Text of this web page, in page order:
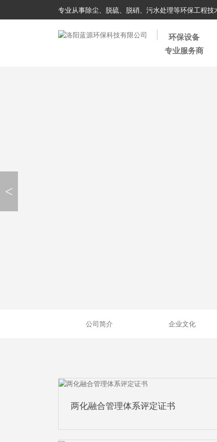
专业从事除尘、脱硫、脱硝、污水处理等环保工程
环保设备
专业服务商
<
公司简介 企业文化
两化融合管理体系评定证书